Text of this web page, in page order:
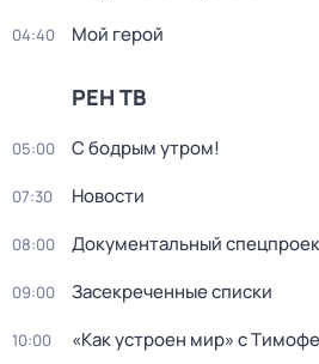
04:40 Мой герой
РЕН ТВ
05:00 С бодрым утром!
07:30 Новости
08:00 Документальный
09:00 Заcекрeченные списки
10:00 «Как устроен мир» с